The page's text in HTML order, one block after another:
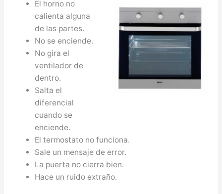
El horno no
calienta alguna
de las partes.
No se enciende.
No gira el
ventilador de
dentro.
Salta el
diferencial
cuando se
enciende.
El termostato no funciona.
Sale un mensaje de error.
La puerta no cierra bien.
Hace un ruido extraño.